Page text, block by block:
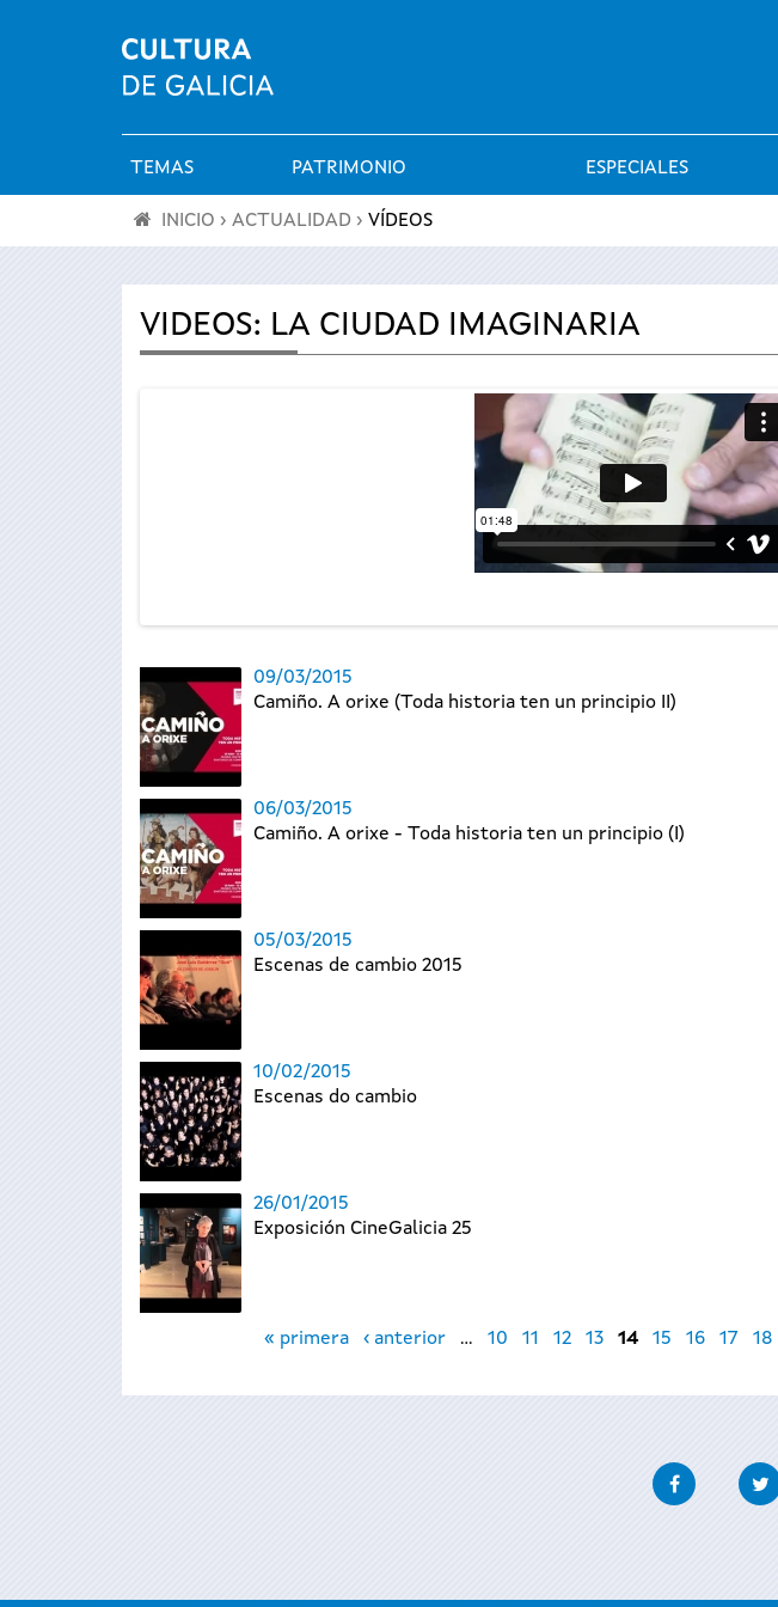
Menú
principal
TEMAS PATRIMONIO ESPECIALES
encuentra
INICIO › ACTUALIDAD › VÍDEOS
VIDEOS: LA CIUDAD IMAGINARIA
09/03/2015
Camiño. A orixe (Toda historia ten un principio II)
06/03/2015
Camiño. A orixe - Toda historia ten un principio (I)
05/03/2015
Escenas de cambio 2015
10/02/2015
Escenas do cambio
26/01/2015
Exposición CineGalicia 25
« primera ‹ anterior … 10 11 12 13 14 15 16 17 18
Facebook